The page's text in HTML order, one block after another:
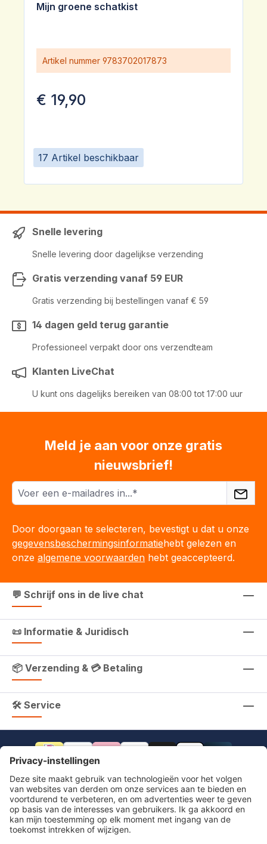
17 Artikel beschikbaar
Mijn groene schatkist
Artikel nummer 9783702017873
€ 19,90
Snelle levering
Snelle levering door dagelijkse verzending
Gratis verzending vanaf 59 EUR
Gratis verzending bij bestellingen vanaf € 59
14 dagen geld terug garantie
Professioneel verpakt door ons verzendteam
Klanten LiveChat
U kunt ons dagelijks bereiken van 08:00 tot 17:00 uur
Meld je aan voor onze gratis
nieuwsbrief!
Door doorgaan te selecteren, bevestigt u dat u onze
gegevensbeschermingsinformatiehebt gelezen en
onze algemene voorwaarden hebt geaccepteerd.
💬 Schrijf ons in de live chat
📜 Informatie & Juridisch
📦 Verzending & 💳 Betaling
🛠 Service
footer.includeVat.beforeTag
footer.includeVat.shippingCost footer.includeVat.afterTag